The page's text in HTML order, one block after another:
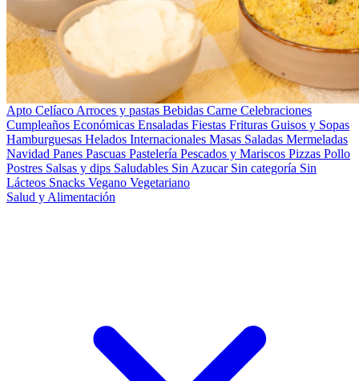
Apto Celíaco Arroces y pastas Bebidas Carne Celebraciones
Cumpleaños Económicas Ensaladas Fiestas Frituras Guisos y Sopas
Hamburguesas Helados Internacionales Masas Saladas Mermeladas
Navidad Panes Pascuas Pastelería Pescados y Mariscos Pizzas Pollo
Postres Salsas y dips Saludables Sin Azucar Sin categoría Sin
Lácteos Snacks Vegano Vegetariano
Salud y Alimentación